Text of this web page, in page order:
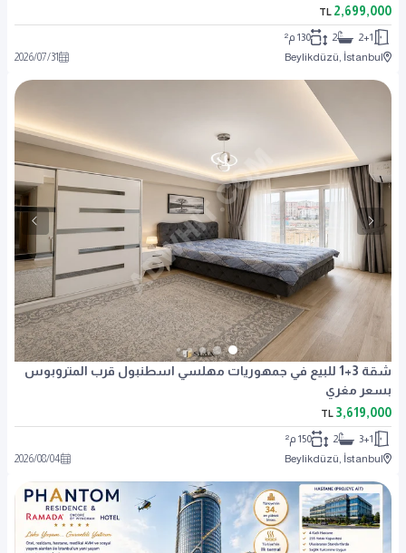
2,699,000
TL
2+1
2
130 م²
Beylikdüzü, İstanbul
2026/07/31
شقة 3+1 للبيع في جمهوريات مهلسي اسطنبول قرب المتروبوس
بسعر مغري
3,619,000
TL
3+1
2
150 م²
Beylikdüzü, İstanbul
2026/08/04